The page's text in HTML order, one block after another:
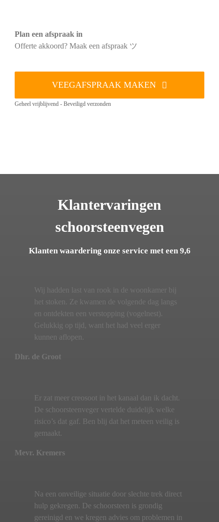
Plan een afspraak in
Offerte akkoord? Maak een afspraak ツ
VEEGAFSPRAAK MAKEN
Geheel vrijblijvend - Beveiligd verzonden
Klantervaringen
schoorsteenvegen
Klanten waardering onze service met een 9,6
Wij hadden last van rook in de woonkamer bij
het stoken. Ze kwamen de volgende dag langs
en ontdekten een verstopping (vogelnest).
Gelukkig op tijd, want het had veel erger
kunnen aflopen.
Dhr. de Groot
Er zat meer creosoot in het kanaal dan ik dacht.
De schoorsteenveger vertelde duidelijk welke
risico’s dat gaf. Ben blij dat het meteen veilig is
gemaakt.
Mevr. Kremers
Na een onveilige situatie door slechte trek direct
hulp gekregen. De schoorsteen is grondig
gereinigd en we kregen advies om problemen in